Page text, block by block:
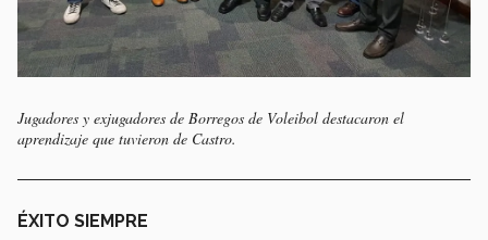
Jugadores y exjugadores de Borregos de Voleibol destacaron el
aprendizaje que tuvieron de Castro.
ÉXITO SIEMPRE